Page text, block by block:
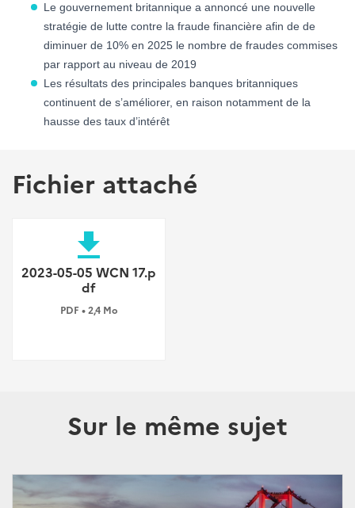
Le gouvernement britannique a annoncé une nouvelle
stratégie de lutte contre la fraude financière afin de de
diminuer de 10% en 2025 le nombre de fraudes commises
par rapport au niveau de 2019
Les résultats des principales banques britanniques
continuent de s’améliorer, en raison notamment de la
hausse des taux d’intérêt
Fichier attaché
file_download
2023-05-05 WCN 17.p
df
PDF • 2,4 Mo
Sur le même sujet